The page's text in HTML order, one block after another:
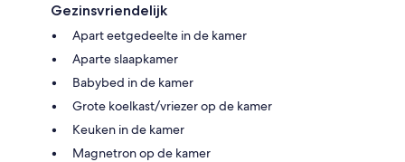
Gezinsvriendelijk
Apart eetgedeelte in de kamer
Aparte slaapkamer
Babybed in de kamer
Grote koelkast/vriezer op de kamer
Keuken in de kamer
Magnetron op de kamer